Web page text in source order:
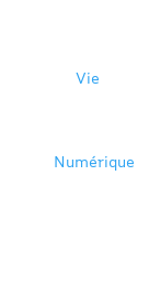
Vie
Numérique